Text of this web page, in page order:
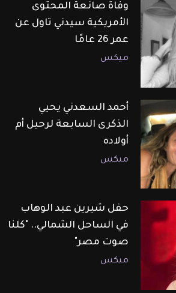
وفاة صانعة المحتوى
الأمريكية سيدني تاول عن
عمر 26 عامًا
ميكس
أحمد السعدني يحيي
الذكرى السابعة لرحيل أم
أولاده
ميكس
حفل شيرين عبد الوهاب
في الساحل الشمالي.. "كلنا
صوت مصر"
ميكس